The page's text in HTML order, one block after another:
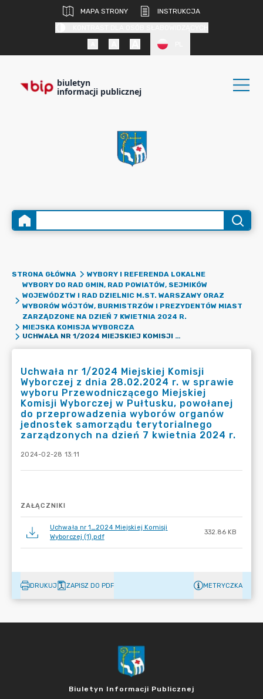
MAPA STRONY
INSTRUKCJA
biuletyn
informacji publicznej
STRONA GŁÓWNA
WYBORY I REFERENDA LOKALNE
WYBORY DO RAD GMIN, RAD POWIATÓW, SEJMIKÓW
WOJEWÓDZTW I RAD DZIELNIC M.ST. WARSZAWY ORAZ
WYBORÓW WÓJTÓW, BURMISTRZÓW I PREZYDENTÓW MIAST
ZARZĄDZONE NA DZIEŃ 7 KWIETNIA 2024 R.
MIEJSKA KOMISJA WYBORCZA
UCHWAŁA NR 1/2024 MIEJSKIEJ KOMISJI WYBORCZEJ Z DNIA 28.02.2024 R. W SPRAWIE WYBORU PRZEWODNICZĄCEGO MIEJSKIEJ KOMISJI WYBORCZEJ W PUŁTUSKU, POWOŁANEJ DO PRZEPROWADZENIA WYBORÓW ORGANÓW JEDNOSTEK SAMORZĄDU TERYTORIALNEGO ZARZĄDZONYCH NA DZIEŃ 7 KWIETNIA 2024 R.
Uchwała nr 1/2024 Miejskiej Komisji
Wyborczej z dnia 28.02.2024 r. w sprawie
wyboru Przewodniczącego Miejskiej
Komisji Wyborczej w Pułtusku, powołanej
do przeprowadzenia wyborów organów
jednostek samorządu terytorialnego
zarządzonych na dzień 7 kwietnia 2024 r.
2024-02-28 13:11
ZAŁĄCZNIKI
Uchwała nr 1_2024 Miejskiej Komisji
Wyborczej (1).pdf
332.86 KB
DRUKUJ ZAPISZ DO PDF METRYCZKA
Biuletyn Informacji Publicznej